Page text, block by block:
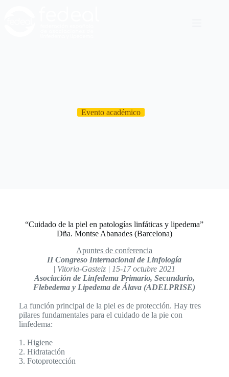
Evento académico
“Cuidado de la piel en patologías linfáticas y lipedema”
Dña. Montse Abanades (Barcelona)
Apuntes de conferencia
II Congreso Internacional de Linfología
| Vitoria-Gasteiz | 15-17 octubre 2021
Asociación de Linfedema Primario, Secundario,
Flebedema y Lipedema de Álava (ADELPRISE)
La función principal de la piel es de protección. Hay tres
pilares fundamentales para el cuidado de la pie con
linfedema:
1. Higiene
2. Hidratación
3. Fotoprotección